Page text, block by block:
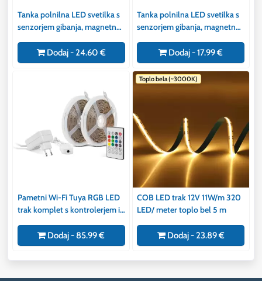
Tanka polnilna LED svetilka s
senzorjem gibanja, magnetna
Dodaj - 24.60 €
Tanka polnilna LED svetilka s
senzorjem gibanja, magnetna
Dodaj - 17.99 €
Pametni Wi-Fi Tuya RGB LED
trak komplet s kontrolerjem in
Dodaj - 85.99 €
Toplo bela (~3000K)
COB LED trak 12V 11W/m 320
LED/ meter toplo bel 5 m
Dodaj - 23.89 €